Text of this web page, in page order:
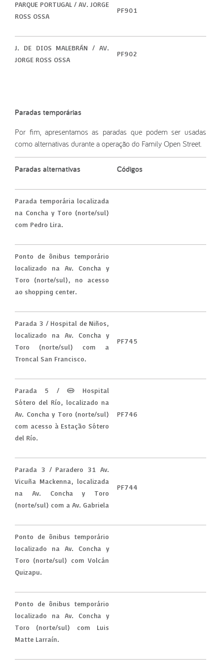
PARQUE PORTUGAL / AV. JORGE
ROSS OSSA
PF901
J. DE DIOS MALEBRÁN / AV.
JORGE ROSS OSSA
PF902
Paradas temporárias
Por fim, apresentamos as paradas que podem ser usadas
como alternativas durante a operação do Family Open Street.
Paradas alternativas Códigos
Parada temporária localizada
na Concha y Toro (norte/sul)
com Pedro Lira.
Ponto de ônibus temporário
localizado na Av. Concha y
Toro (norte/sul), no acesso
ao shopping center.
Parada 3 / Hospital de Niños,
localizado na Av. Concha y
Toro (norte/sul) com a
Troncal San Francisco.
PF745
Parada 5 / (M) Hospital
Sótero del Río, localizado na
Av. Concha y Toro (norte/sul)
com acesso à Estação Sótero
del Río.
PF746
Parada 3 / Paradero 31 Av.
Vicuña Mackenna, localizada
na Av. Concha y Toro
(norte/sul) com a Av. Gabriela
PF744
Ponto de ônibus temporário
localizado na Av. Concha y
Toro (norte/sul) com Volcán
Quizapu.
Ponto de ônibus temporário
localizado na Av. Concha y
Toro (norte/sul) com Luis
Matte Larraín.